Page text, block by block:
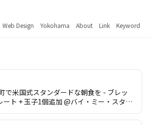
Web Design Yokohama About Link Keyword
で米国式スタンダードな朝食を - ブレッ
ート + 玉子1個追加 @バイ・ミー・スタン